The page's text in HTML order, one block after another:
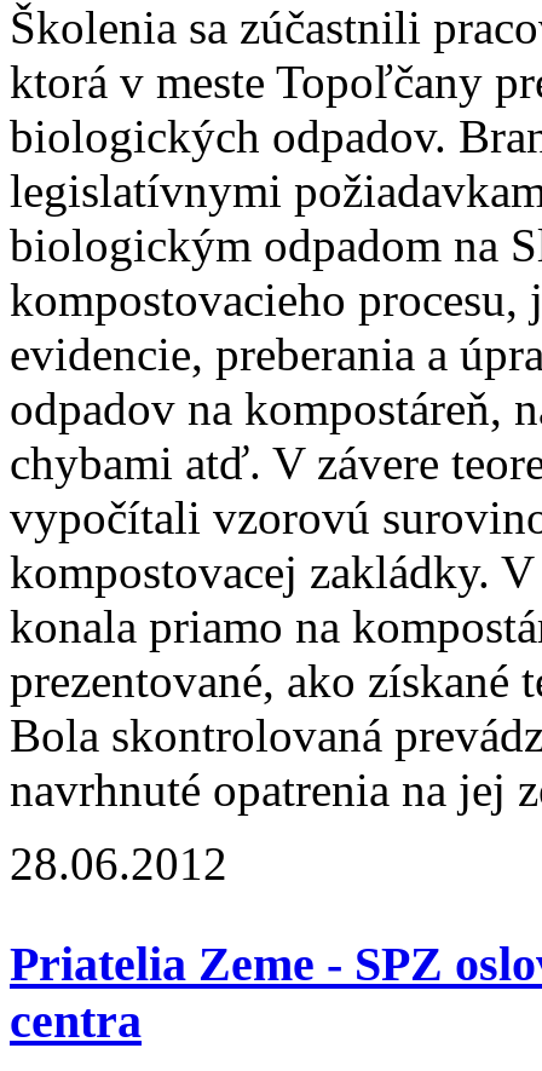
Školenia sa zúčastnili
ktorá v meste Topoľčany
biologických odpadov.
legislatívnymi
biologickým odpadom na
kompostovacieho
evidencie, preberania a
odpadov na kompostáreň,
chybami atď. V závere
vypočítali vzorovú
kompostovacej zakládky.
konala priamo na
prezentované, ako
Bola skontrolovaná
navrhnuté opatrenia na jej
28.06.2012
Priatelia Zeme - SPZ
centra